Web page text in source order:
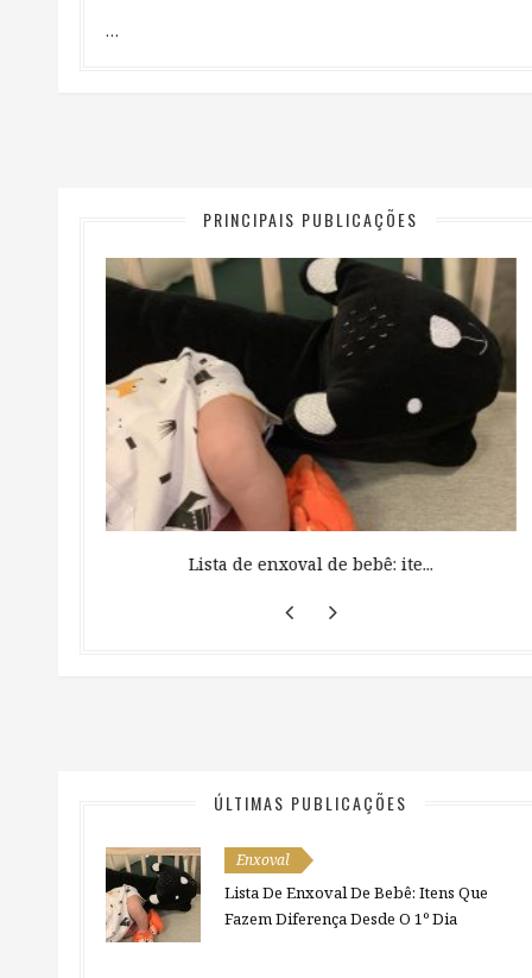
…
PRINCIPAIS PUBLICAÇÕES
Lista de enxoval de bebê: ite...
ÚLTIMAS PUBLICAÇÕES
Enxoval
Lista De Enxoval De Bebê: Itens Que
Fazem Diferença Desde O 1º Dia